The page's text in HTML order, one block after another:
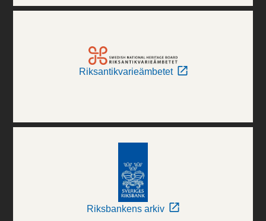
Riksantikvarieämbetet
Riksbankens arkiv